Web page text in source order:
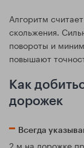
Алгоритм
скольжения.
повороты и
повышают
Как
дорожек
Всегда
2 м на дорожке